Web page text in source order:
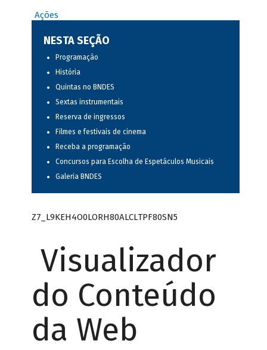
Ações
NESTA SEÇÃO
Programação
História
Quintas no BNDES
Sextas instrumentais
Reserva de ingressos
Filmes e festivais de cinema
Receba a programação
Concursos para Escolha de Espetáculos Musicais
Galeria BNDES
Z7_L9KEH4O0LORH80ALCLTPF80SN5
Visualizador
do Conteúdo
da Web